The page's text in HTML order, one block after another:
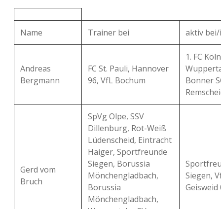
Name Trainer bei aktiv
Andreas
Bergmann
FC St. Pauli, Hannover
96, VfL Bochum
1. FC
Bonner
Gerd vom
Bruch
SpVg Olpe, SSV
Dillenburg, Rot-Weiß
Lüdenscheid, Eintracht
Haiger, Sportfreunde
Siegen, Borussia
Mönchengladbach,
Borussia
Mönchengladbach,
Siegen,
Geisweid